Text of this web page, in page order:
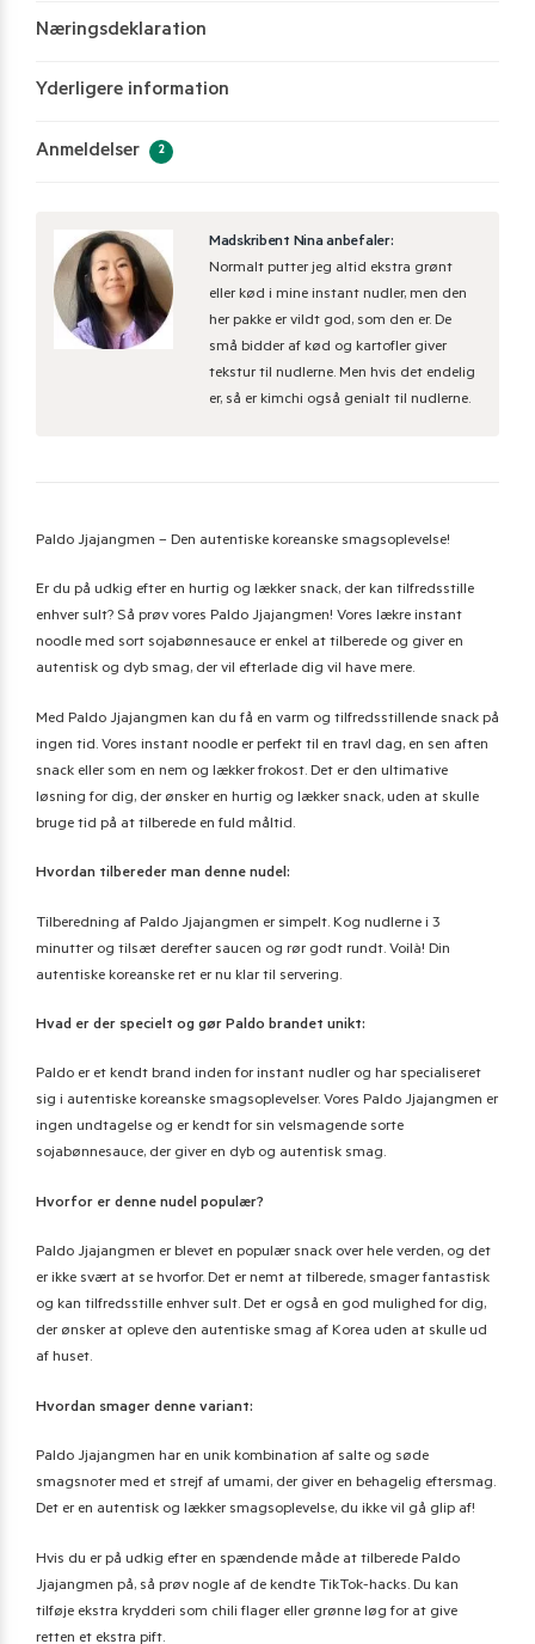
Næringsdeklaration
Yderligere information
Anmeldelser 2
Madskribent Nina anbefaler:
Normalt putter jeg altid ekstra grønt
eller kød i mine instant nudler, men den
her pakke er vildt god, som den er. De
små bidder af kød og kartofler giver
tekstur til nudlerne. Men hvis det endelig
er, så er kimchi også genialt til nudlerne.
Paldo Jjajangmen – Den autentiske koreanske smagsoplevelse!
Er du på udkig efter en hurtig og lækker snack, der kan tilfredsstille
enhver sult? Så prøv vores Paldo Jjajangmen! Vores lækre instant
noodle med sort sojabønnesauce er enkel at tilberede og giver en
autentisk og dyb smag, der vil efterlade dig vil have mere.
Med Paldo Jjajangmen kan du få en varm og tilfredsstillende snack på
ingen tid. Vores instant noodle er perfekt til en travl dag, en sen aften
snack eller som en nem og lækker frokost. Det er den ultimative
løsning for dig, der ønsker en hurtig og lækker snack, uden at skulle
bruge tid på at tilberede en fuld måltid.
Hvordan tilbereder man denne nudel:
Tilberedning af Paldo Jjajangmen er simpelt. Kog nudlerne i 3
minutter og tilsæt derefter saucen og rør godt rundt. Voilà! Din
autentiske koreanske ret er nu klar til servering.
Hvad er der specielt og gør Paldo brandet unikt:
Paldo er et kendt brand inden for instant nudler og har specialiseret
sig i autentiske koreanske smagsoplevelser. Vores Paldo Jjajangmen er
ingen undtagelse og er kendt for sin velsmagende sorte
sojabønnesauce, der giver en dyb og autentisk smag.
Hvorfor er denne nudel populær?
Paldo Jjajangmen er blevet en populær snack over hele verden, og det
er ikke svært at se hvorfor. Det er nemt at tilberede, smager fantastisk
og kan tilfredsstille enhver sult. Det er også en god mulighed for dig,
der ønsker at opleve den autentiske smag af Korea uden at skulle ud
af huset.
Hvordan smager denne variant:
Paldo Jjajangmen har en unik kombination af salte og søde
smagsnoter med et strejf af umami, der giver en behagelig eftersmag.
Det er en autentisk og lækker smagsoplevelse, du ikke vil gå glip af!
Hvis du er på udkig efter en spændende måde at tilberede Paldo
Jjajangmen på, så prøv nogle af de kendte TikTok-hacks. Du kan
tilføje ekstra krydderi som chili flager eller grønne løg for at give
retten et ekstra pift.